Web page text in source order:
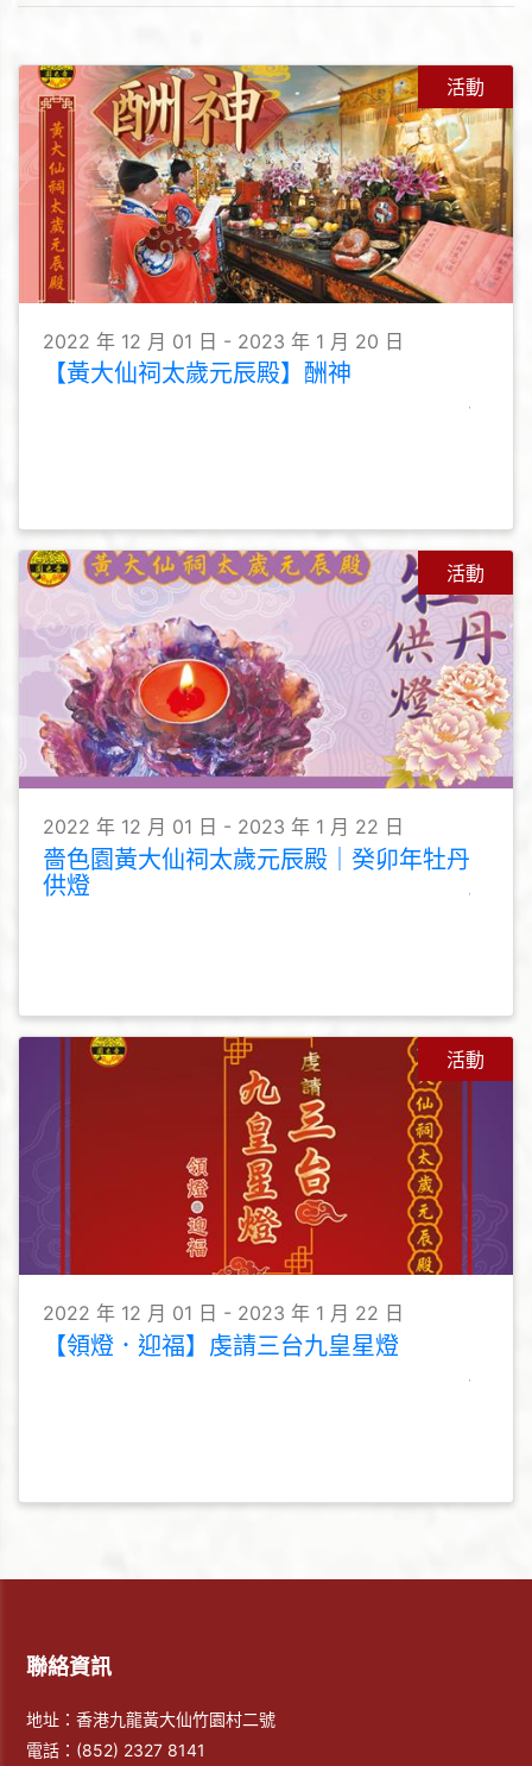
活動
2022 年 12 月 01 日 - 2023 年 1 月 20 日
【黃大仙祠太歲元辰殿】酬神
活動
2022 年 12 月 01 日 - 2023 年 1 月 22 日
嗇色園黃大仙祠太歲元辰殿｜癸卯年牡丹
供燈
活動
2022 年 12 月 01 日 - 2023 年 1 月 22 日
【領燈．迎福】虔請三台九皇星燈
聯絡資訊
地址：香港九龍黃大仙竹園村二號
電話： (852) 2327 8141